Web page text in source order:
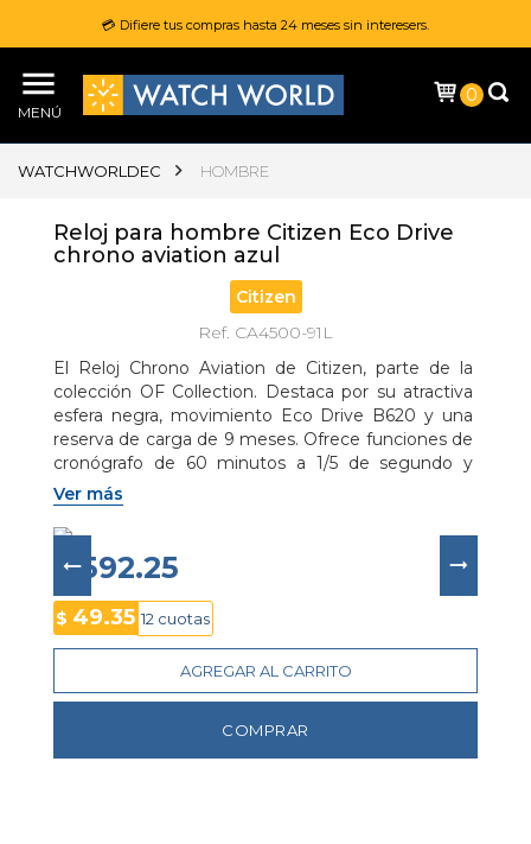
💳 Difiere tus compras hasta 24 meses sin interesers.
MENÚ
0
WATCHWORLDEC HOMBRE
Reloj para hombre Citizen Eco Drive
chrono aviation azul
Citizen
Ref. CA4500-91L
El Reloj Chrono Aviation de Citizen, parte de la
colección OF Collection. Destaca por su atractiva
esfera negra, movimiento Eco Drive B620 y una
reserva de carga de 9 meses. Ofrece funciones de
cronógrafo de 60 minutos a 1/5 de segundo y
calendario. Su caja de acero, con 13 mm de grosor
y fondo cerrado a rosca, proporciona robustez,
mientras que el brazalete de acero con doble
cierre asegura un ajuste seguro. La esfera cuenta
con agujas y marcadores luminosos, y el cristal
mineral esférico garantiza una visión clara
Ver más
$ 592.25
$ 49.35 12 cuotas
AGREGAR AL CARRITO
COMPRAR